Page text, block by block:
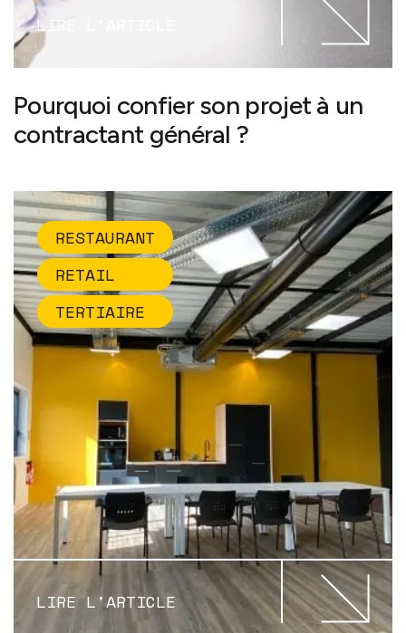
LIRE L'ARTICLE
Pourquoi confier son projet à un
contractant général ?
LIRE L'ARTICLE
RESTAURANT
RETAIL
TERTIAIRE